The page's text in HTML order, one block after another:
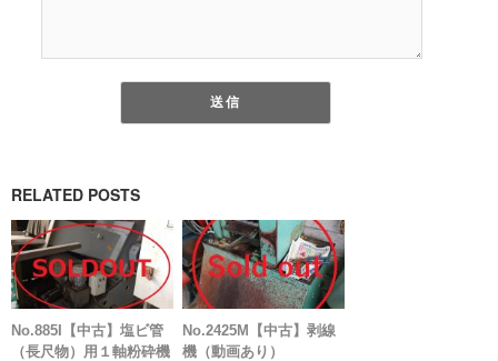
RELATED POSTS
No.885I【中古】塩ビ管
（長尺物）用１軸粉砕機
No.2425M【中古】剥線
機（動画あり）